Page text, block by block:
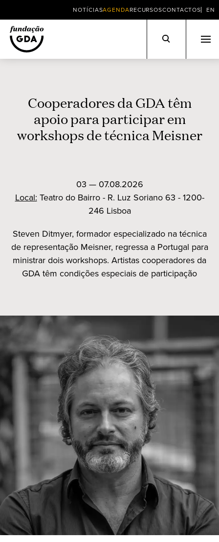
NOTÍCIASAGENDARECURSOSCONTACTOS EN
Cooperadores da GDA têm
apoio para participar em
workshops de técnica Meisner
03 — 07.08.2026
Local: Teatro do Bairro - R. Luz Soriano 63 - 1200-
246 Lisboa
Steven Ditmyer, formador especializado na técnica
de representação Meisner, regressa a Portugal para
ministrar dois workshops. Artistas cooperadores da
GDA têm condições especiais de participação